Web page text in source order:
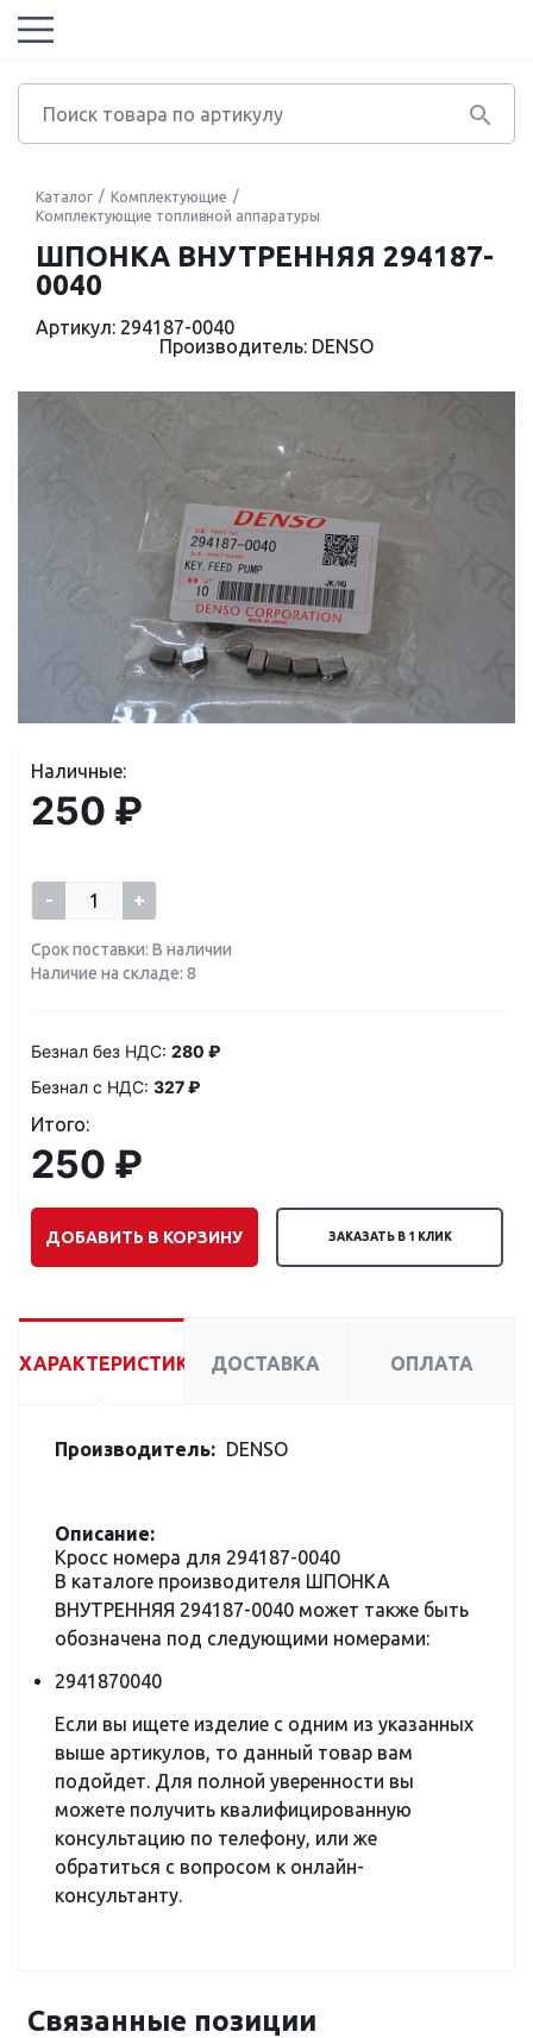
Каталог
Комплектующие
Комплектующие топливной аппаратуры
ШПОНКА ВНУТРЕННЯЯ 294187-
0040
Артикул: 294187-0040
Производитель: DENSO
Наличные:
250 ₽
- +
Срок поставки: В наличии
Наличие на складе: 8
Безнал без НДС: 280 ₽
Безнал с НДС: 327 ₽
Итого:
250 ₽
ДОБАВИТЬ В КОРЗИНУ ЗАКАЗАТЬ В 1 КЛИК
ХАРАКТЕРИСТИКИ ДОСТАВКА ОПЛАТА
Производитель: DENSO
Описание:
Кросс номера для 294187-0040
В каталоге производителя ШПОНКА
ВНУТРЕННЯЯ 294187-0040 может также быть
обозначена под следующими номерами:
2941870040
Если вы ищете изделие с одним из указанных
выше артикулов, то данный товар вам
подойдет. Для полной уверенности вы
можете получить квалифицированную
консультацию по телефону, или же
обратиться с вопросом к онлайн-
консультанту.
Связанные позиции